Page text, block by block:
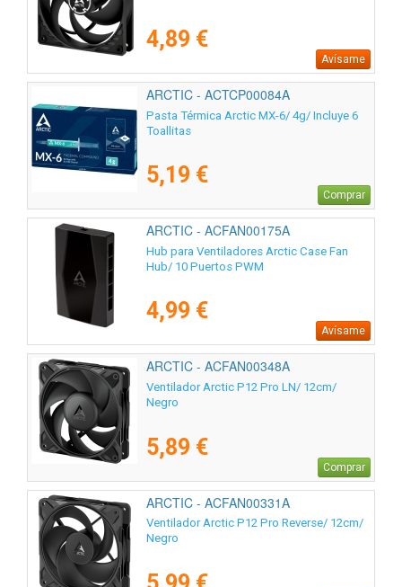
4,89 €
Avísame
ARCTIC - ACTCP00084A
Pasta Térmica Arctic MX-6/ 4g/ Incluye 6
Toallitas
5,19 €
Comprar
ARCTIC - ACFAN00175A
Hub para Ventiladores Arctic Case Fan
Hub/ 10 Puertos PWM
4,99 €
Avísame
ARCTIC - ACFAN00348A
Ventilador Arctic P12 Pro LN/ 12cm/
Negro
5,89 €
Comprar
ARCTIC - ACFAN00331A
Ventilador Arctic P12 Pro Reverse/ 12cm/
Negro